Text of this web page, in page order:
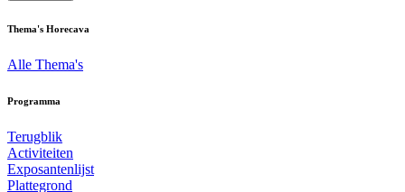
Thema's Horecava
Alle Thema's
Programma
Terugblik
Activiteiten
Exposantenlijst
Plattegrond